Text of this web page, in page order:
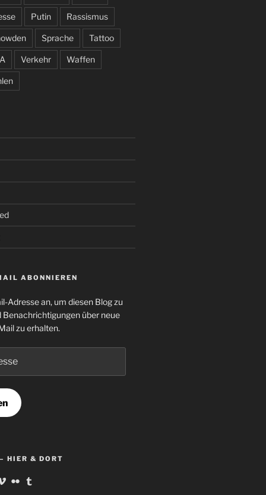
Putin Rassismus
Sprache Tattoo
Verkehr Waffen
ABONNIEREN
Adresse an, um diesen Blog zu
Benachrichtigungen über neue
zu erhalten.
HIER & DORT
ProfilProfil